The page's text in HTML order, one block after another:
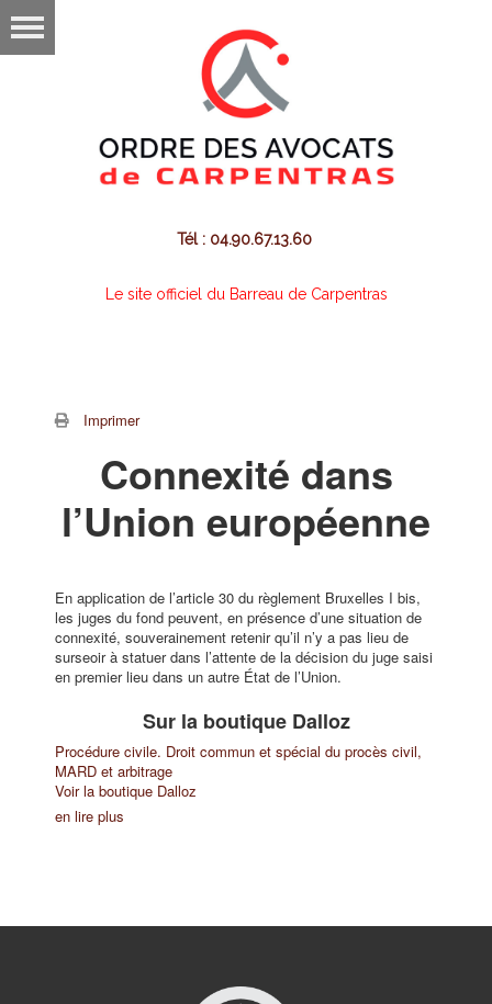
Tél : 04.90.67.13.60
Le site officiel du Barreau de Carpentras
Imprimer
Connexité dans
l’Union européenne
En application de l’article 30 du règlement Bruxelles I bis,
les juges du fond peuvent, en présence d’une situation de
connexité, souverainement retenir qu’il n’y a pas lieu de
surseoir à statuer dans l’attente de la décision du juge saisi
en premier lieu dans un autre État de l’Union.
Sur la boutique Dalloz
Procédure civile. Droit commun et spécial du procès civil,
MARD et arbitrage
Voir la boutique Dalloz
en lire plus